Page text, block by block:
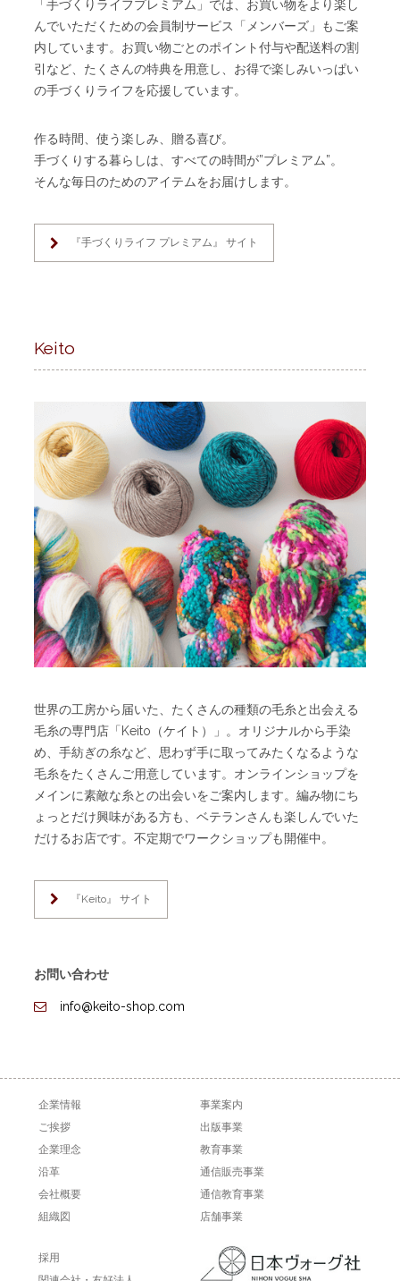
「手づくりライフプレミアム」では、お買い物をより楽し
んでいただくための会員制サービス「メンバーズ」もご案
内しています。お買い物ごとのポイント付与や配送料の割
引など、たくさんの特典を用意し、お得で楽しみいっぱい
の手づくりライフを応援しています。
作る時間、使う楽しみ、贈る喜び。
手づくりする暮らしは、すべての時間が”プレミアム”。
そんな毎日のためのアイテムをお届けします。
『手づくりライフ プレミアム』 サイト
Keito
世界の工房から届いた、たくさんの種類の毛糸と出会える
毛糸の専門店「Keito（ケイト）」。オリジナルから手染
め、手紡ぎの糸など、思わず手に取ってみたくなるような
毛糸をたくさんご用意しています。オンラインショップを
メインに素敵な糸との出会いをご案内します。編み物にち
ょっとだけ興味がある方も、ベテランさんも楽しんでいた
だけるお店です。不定期でワークショップも開催中。
『Keito』 サイト
お問い合わせ
info@keito-shop.com
企業情報
ご挨拶
企業理念
沿革
会社概要
組織図
事業案内
出版事業
教育事業
通信販売事業
通信教育事業
店舗事業
採用